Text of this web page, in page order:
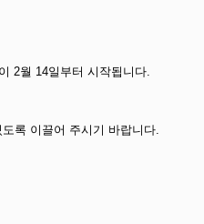
2월 14일부터 시작됩니다.
록 이끌어 주시기 바랍니다.